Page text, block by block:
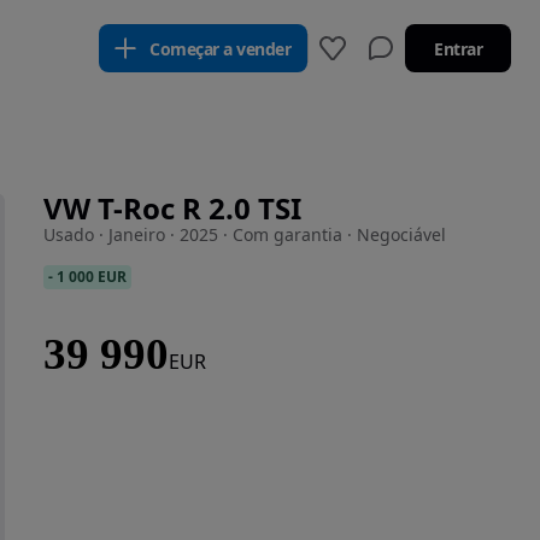
Começar a vender Entrar
VW T-Roc R 2.0 TSI
Usado · Janeiro · 2025 · Com garantia · Negociável
- 1 000 EUR
39 990EUR